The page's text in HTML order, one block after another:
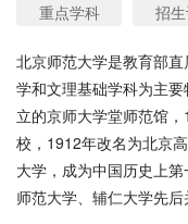
重点学科
招
北京师范大学是教育部
学和文理基础学科为主
立的京师大学堂师范馆
校，1912年改名为北京
大学，成为中国历史上
师范大学、辅仁大学先后